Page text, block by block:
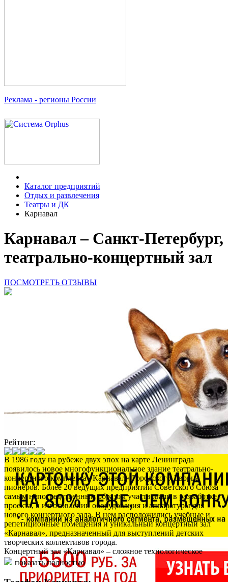
Реклама - регионы России
Каталог предприятий
Отдых и развлечения
Театры и ДК
Карнавал
Карнавал – Санкт-Петербург,
театрально-концертный зал
ПОСМОТРЕТЬ ОТЗЫВЫ
Рейтинг:
В 1986 году на рубеже двух эпох на карте Ленинграда
появилось новое многофункциональное здание театрально-
концертного комплекса «Карнавал» Городского Дворца
пионеров. Более 20 ведущих предприятий Советского Союза
самым непосредственным образом участвовали в разработке
проекта, в изготовлении оборудования и аппаратуры для
нового концертного зала. В нем расположились учебные и
репетиционные помещения и уникальный концертный зал
«Карнавал», предназначенный для выступлений детских
творческих коллективов города.
Концертный зал «Карнавал» – сложное технологическое
сооружение. Обеспечивают проведение всех зрелищно-
массовых мероприятий, проходящих на сцене «Карнавала»,
специалисты творческих подразделений, инженерно-
показать полностью